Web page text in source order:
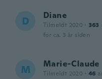
D Diane
Tilmeldt 2020 · 363
for ca. 3 år siden
M Marie-Claude
Tilmeldt 2020 · 46